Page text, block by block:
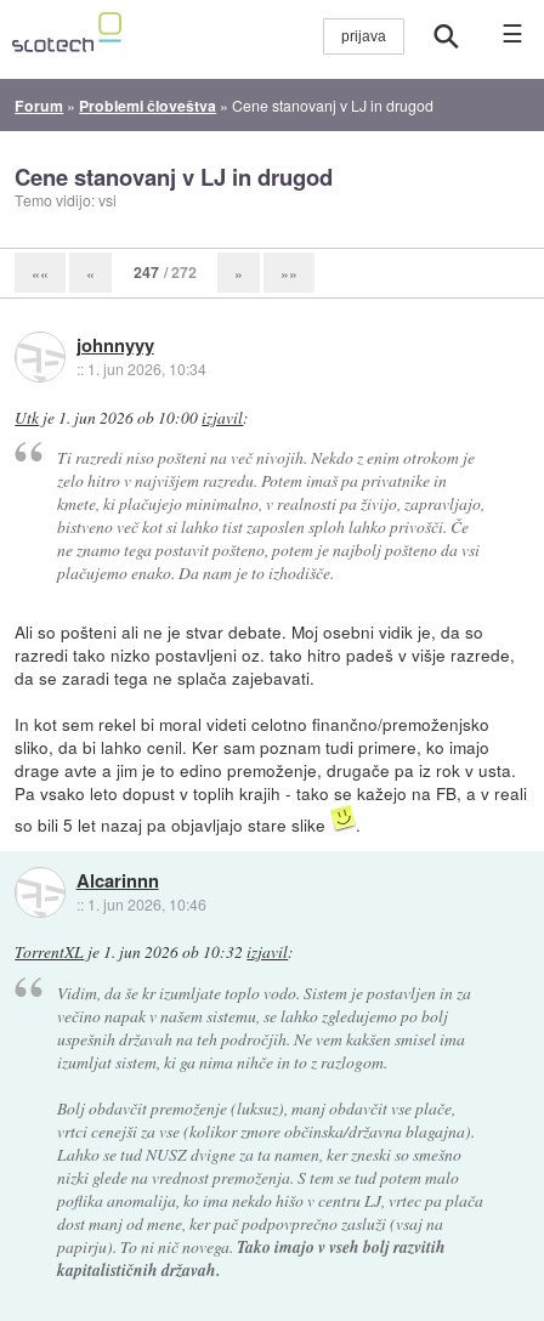
☰
Forum » Problemi človeštva »Cene stanovanj v LJ in drugod
Cene stanovanj v LJ in drugod
Temo vidijo: vsi
«« « 247 / 272 » »»
johnnyyy
:: 1. jun 2026, 10:34
Utk je 1. jun 2026 ob 10:00izjavil:
Ti razredi niso pošteni na več nivojih. Nekdo z enim otrokom je
zelo hitro v najvišjem razredu. Potem imaš pa privatnike in
kmete, ki plačujejo minimalno, v realnosti pa živijo, zapravljajo,
bistveno več kot si lahko tist zaposlen sploh lahko privošči. Če
ne znamo tega postavit pošteno, potem je najbolj pošteno da vsi
plačujemo enako. Da nam je to izhodišče.
Ali so pošteni ali ne je stvar debate. Moj osebni vidik je, da so
razredi tako nizko postavljeni oz. tako hitro padeš v višje razrede,
da se zaradi tega ne splača zajebavati.
In kot sem rekel bi moral videti celotno finančno/premoženjsko
sliko, da bi lahko cenil. Ker sam poznam tudi primere, ko imajo
drage avte a jim je to edino premoženje, drugače pa iz rok v usta.
Pa vsako leto dopust v toplih krajih - tako se kažejo na FB, a v reali
so bili 5 let nazaj pa objavljajo stare slike
.
Alcarinnn
:: 1. jun 2026, 10:46
TorrentXL je 1. jun 2026 ob 10:32 izjavil:
Vidim, da še kr izumljate toplo vodo. Sistem je postavljen in za
večino napak v našem sistemu, se lahko zgledujemo po bolj
uspešnih državah na teh področjih. Ne vem kakšen smisel ima
izumljat sistem, ki ga nima nihče in to z razlogom.
Bolj obdavčit premoženje (luksuz), manj obdavčit vse plače,
vrtci cenejši za vse (kolikor zmore občinska/državna blagajna).
Lahko se tud NUSZ dvigne za ta namen, ker zneski so smešno
nizki glede na vrednost premoženja. S tem se tud potem malo
poflika anomalija, ko ima nekdo hišo v centru LJ, vrtec pa plača
dost manj od mene, ker pač podpovprečno zasluži (vsaj na
papirju). To ni nič novega. Tako imajo v vseh bolj razvitih
kapitalističnih državah.